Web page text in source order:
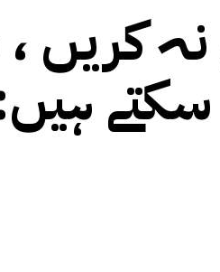
کریں
سکتے